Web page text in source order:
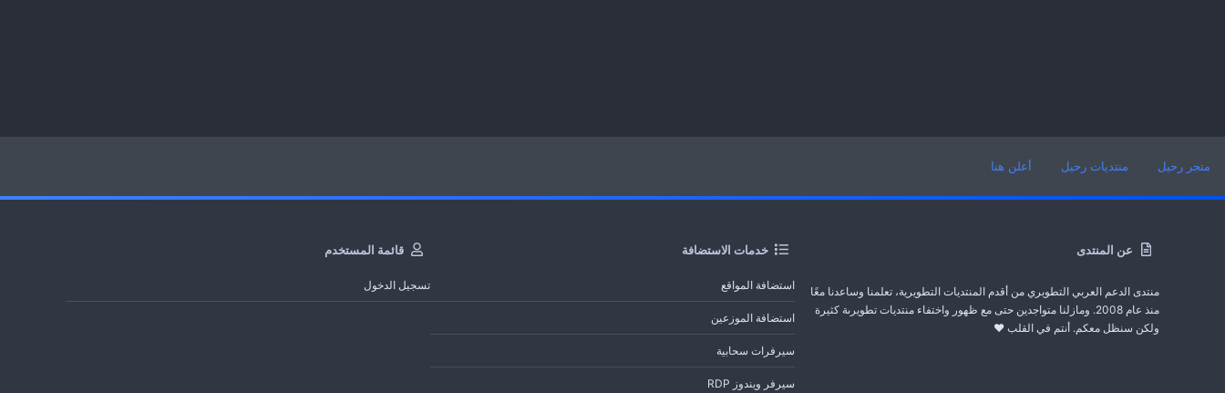
عن المنتدى
منتدى الدعم العربي التطويري من أقدم المنتديات التطويرية، تعلمنا وساعدنا معًا
منذ عام 2008. ومازلنا متواجدين حتى مع ظهور واختفاء منتديات تطويرىة كثيرة
ولكن سنظل معكم. أنتم في القلب ❤️
خدمات الاستضافة
استضافة المواقع
استضافة الموزعين
سيرفرات سحابية
سيرفر ويندوز RDP
قائمة المستخدم
تسجيل الدخول
متجر رحيل منتديات رحيل أعلن هنا